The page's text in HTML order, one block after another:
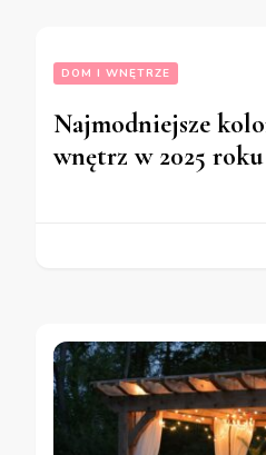
DOM I WNĘTRZE
Najmodniejsze
wnętrz w 2025 roku